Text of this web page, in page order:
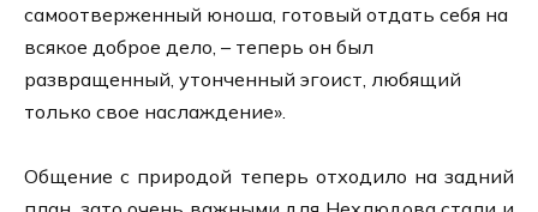
самоотверженный юноша, готовый отдать себя на
всякое доброе дело, – теперь он был
развращенный, утонченный эгоист, любящий
только свое наслаждение».
Общение с природой теперь отходило на задний